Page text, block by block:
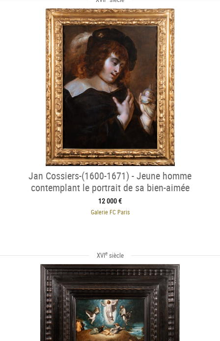
Jan Cossiers-(1600-1671) - Jeune homme
contemplant le portrait de sa bien-aimée
12 000 €
Galerie FC Paris
XVIesiècle